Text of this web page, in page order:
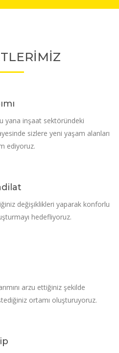
yana inşaat sektöründeki
sizlere yeni yaşam alanları
ediyoruz.
değişiklikleri yaparak konforlu
hedefliyoruz.
arzu ettiğiniz şekilde
ortamı oluşturuyoruz.